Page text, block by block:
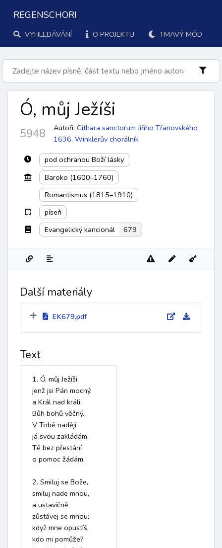
REGENSCHORI
VYHLEDÁVÁNÍ O PROJEKTU TMAVÝ MÓD
Ó, můj Ježíši
5948 Autoři: Cithara sanctorum Jiřího Třanovského
1636, Winklerův chorálník
pod ochranou Boží lásky
Baroko (1600–1760)
Romantismus (1815–1910)
píseň
Evangelický kancionál
679
Další materiály
EK679.pdf
Text
1. Ó, můj Ježíši,
jenž jsi Pán mocný,
a Král nad králi,
Bůh bohů věčný.
V Tobě naději
já svou zakládám,
Tě bez přestání
o pomoc žádám.
2.	Smiluj se Bože,
smiluj nade mnou,
a ustavičně
zůstávej se mnou;
když mne opustíš,
kdo mi pomůže?